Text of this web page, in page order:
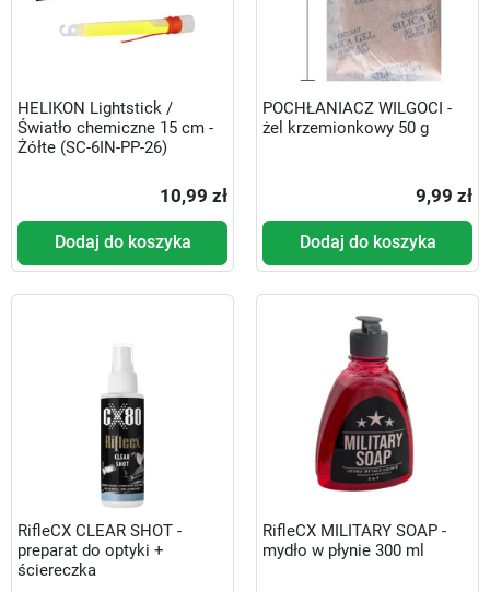
HELIKON Lightstick /
Światło chemiczne 15 cm -
Żółte (SC-6IN-PP-26)
10,99 zł
Dodaj do koszyka
POCHŁANIACZ WILGOCI -
żel krzemionkowy 50 g
9,99 zł
Dodaj do koszyka
RifleCX CLEAR SHOT -
preparat do optyki +
ściereczka
RifleCX MILITARY SOAP -
mydło w płynie 300 ml